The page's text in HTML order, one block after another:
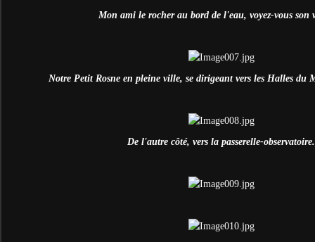
Mon ami le rocher au bord de l'eau, voyez-vous son
Notre Petit Rosne en pleine ville, se dirigeant vers les Halles du
De l'autre côté, vers la passerelle-observatoire.